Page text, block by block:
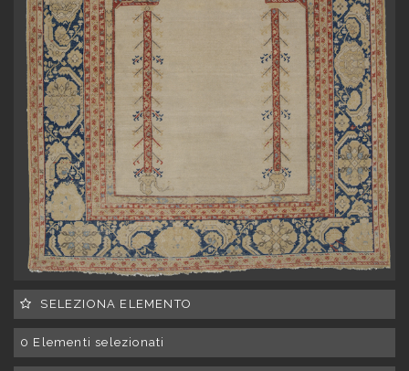
SELEZIONA ELEMENTO
0 Elementi selezionati